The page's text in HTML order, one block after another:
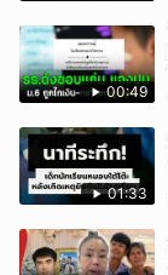
00:49
01:33